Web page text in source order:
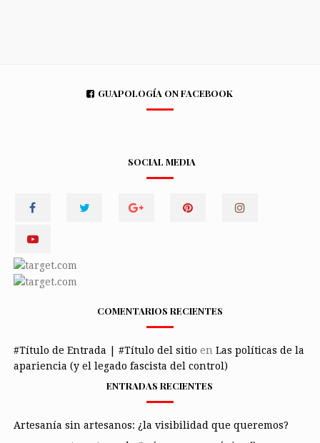
GUAPOLOGÍA ON FACEBOOK
SOCIAL MEDIA
COMENTARIOS RECIENTES
#Título de Entrada | #Título del sitio en Las políticas de la
apariencia (y el legado fascista del control)
ENTRADAS RECIENTES
Artesanía sin artesanos: ¿la visibilidad que queremos?